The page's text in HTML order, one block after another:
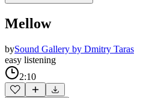
Mellow
bySound Gallery by Dmitry Taras
easy listening
2:10